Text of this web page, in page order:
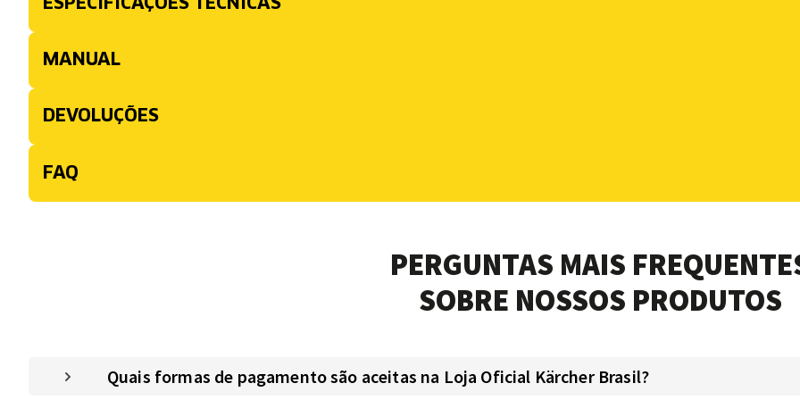
MANUAL
DEVOLUÇÕES
FAQ
PERGUNTAS MAIS
SOBRE NOSSOS PRODUTOS
Quais formas de pagamento são aceitas na Loja Oficial Kärcher Brasil?